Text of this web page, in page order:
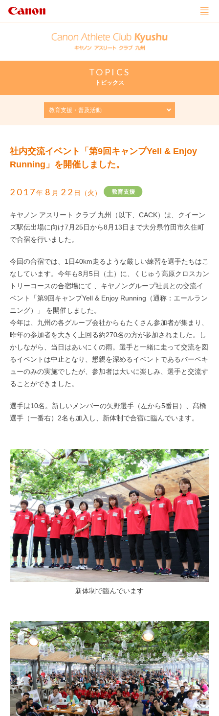
TOPICS
トピックス
社内交流イベント「第9回キャンプYell & Enjoy
Running」を開催しました。
2017年 8 月 22 日（火）
キヤノン アスリート クラブ 九州（以下、CACK）は、クイーン
ズ駅伝出場に向け7月25日から8月13日まで大分県竹田市久住町
で合宿を行いました。
今回の合宿では、1日40km走るような厳しい練習を選手たちはこ
なしています。今年も8月5日（土）に、くじゅう高原クロスカン
トリーコースの合宿場にて 、キヤノングループ社員との交流イ
ベント「第9回キャンプYell & Enjoy Running（通称：エールラン
ニング）」 を開催しました。
今年は、九州の各グループ会社からもたくさん参加者が集まり、
昨年の参加者を大きく上回る約270名の方が参加されました。し
かしながら、当日はあいにくの雨。選手と一緒に走って交流を図
るイベントは中止となり、懇親を深めるイベントであるバーベキ
ューのみの実施でしたが、参加者は大いに楽しみ、選手と交流す
ることができました。
選手は10名。新しいメンバーの矢野選手（左から5番目）、髙橋
選手（一番右）2名も加入し、新体制で合宿に臨んでいます。
新体制で臨んでいます